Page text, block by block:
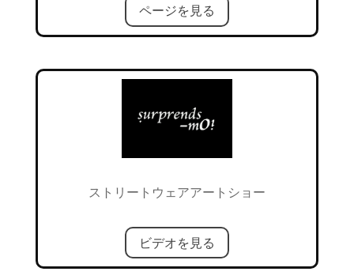
ページを見る
ストリートウェアアートショー
ビデオを見る